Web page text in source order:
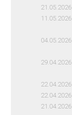
21.05.2026
11.05.2026
04.05.2026
29.04.2026
22.04.2026
22.04.2026
21.04.2026